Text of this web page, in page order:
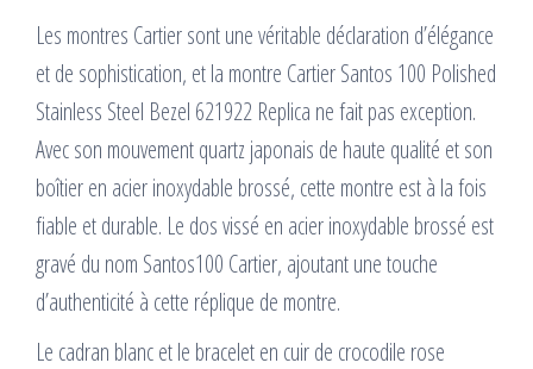
Les montres Cartier sont une véritable déclaration d’élégance
et de sophistication, et la montre Cartier Santos 100 Polished
Stainless Steel Bezel 621922 Replica ne fait pas exception.
Avec son mouvement quartz japonais de haute qualité et son
boîtier en acier inoxydable brossé, cette montre est à la fois
fiable et durable. Le dos vissé en acier inoxydable brossé est
gravé du nom Santos100 Cartier, ajoutant une touche
d’authenticité à cette réplique de montre.
Le cadran blanc et le bracelet en cuir de crocodile rose